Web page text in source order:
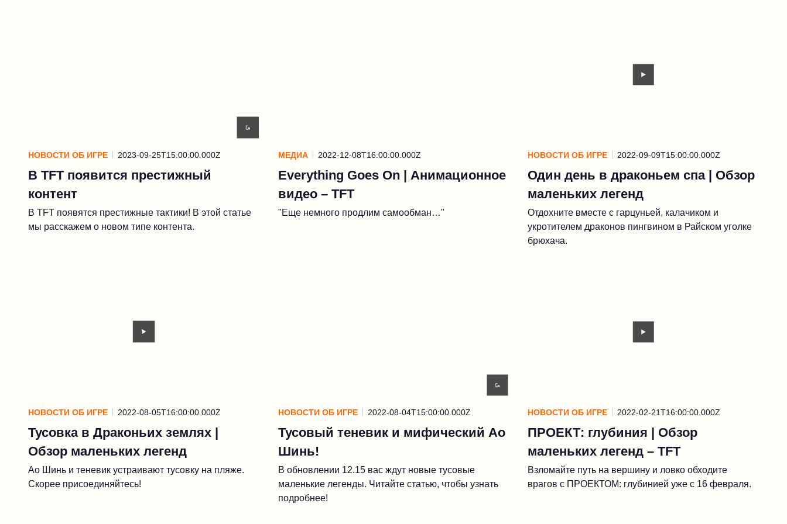
НОВОСТИ ОБ ИГРЕ 2023-09-25T15:00:00.000Z
В TFT появится престижный
контент
В TFT появятся престижные тактики! В этой статье
мы расскажем о новом типе контента.
МЕДИА 2022-12-08T16:00:00.000Z
Everything Goes On | Анимационное
видео – TFT
"Еще немного продлим самообман…"
НОВОСТИ ОБ ИГРЕ 2022-09-09T15:00:00.000Z
Один день в драконьем спа | Обзор
маленьких легенд
Отдохните вместе с гарцуньей, калачиком и
укротителем драконов пингвином в Райском уголке
брюхача.
НОВОСТИ ОБ ИГРЕ 2022-08-05T16:00:00.000Z
Тусовка в Драконьих землях |
Обзор маленьких легенд
Ао Шинь и теневик устраивают тусовку на пляже.
Скорее присоединяйтесь!
НОВОСТИ ОБ ИГРЕ 2022-08-04T15:00:00.000Z
Тусовый теневик и мифический Ао
Шинь!
В обновлении 12.15 вас ждут новые тусовые
маленькие легенды. Читайте статью, чтобы узнать
подробнее!
НОВОСТИ ОБ ИГРЕ 2022-02-21T16:00:00.000Z
ПРОЕКТ: глубиния | Обзор
маленьких легенд – TFT
Взломайте путь на вершину и ловко обходите
врагов с ПРОЕКТОМ: глубинией уже с 16 февраля.